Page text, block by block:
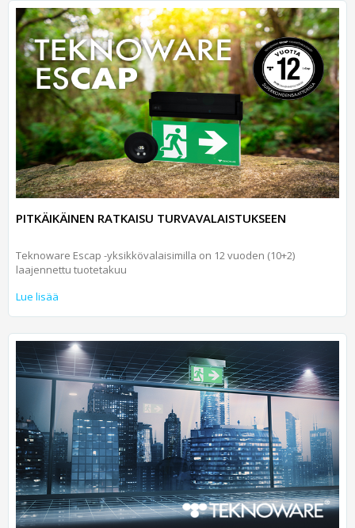
PITKÄIKÄINEN RATKAISU TURVAVALAISTUKSEEN
Teknoware Escap -yksikkövalaisimilla on 12 vuoden (10+2)
laajennettu tuotetakuu
Lue lisää